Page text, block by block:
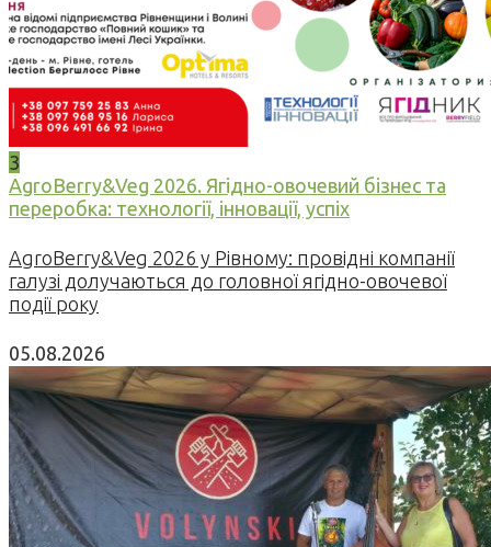
3
AgroBerry&Veg 2026. Ягідно-овочевий бізнес та
переробка: технології, інновації, успіх
AgroBerry&Veg 2026 у Рівному: провідні компанії
галузі долучаються до головної ягідно-овочевої
події року
05.08.2026